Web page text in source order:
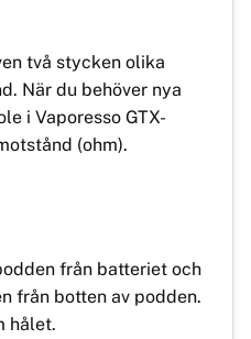
två stycken olika
När du behöver nya
i Vaporesso GTX-
(ohm).
från batteriet och
från botten av podden.
hålet.